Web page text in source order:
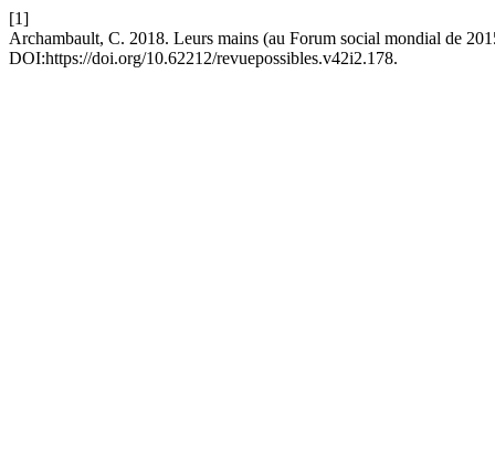
[1]
Archambault, C. 2018. Leurs mains (au Forum social mondial de
DOI:https://doi.org/10.62212/revuepossibles.v42i2.178.